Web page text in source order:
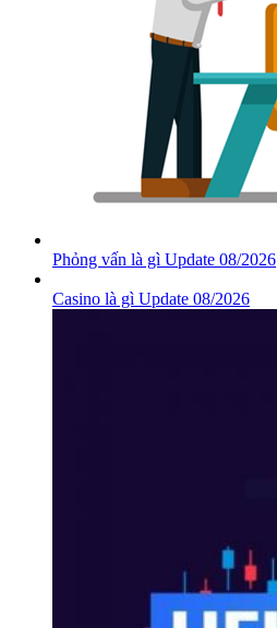
Phỏng vấn là gì Update 08/2026
Casino là gì Update 08/2026